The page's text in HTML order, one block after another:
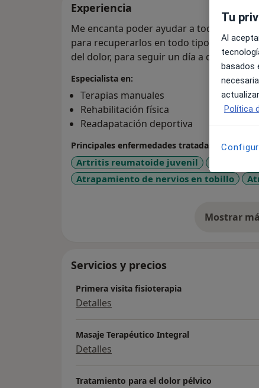
Experiencia
Me encanta poder ayudar a todo tipo de
para recuperarlos en todo tipo de daños
del dolor, para seguir un día a día y un
Especialista en:
Terapias manuales
Rehabilitación física
Readapatación deportiva
Principales enfermedades tratadas
Artritis reumatoide juvenil
Atrapamiento de nervios en tobillo
Mostrar
Servicios y precios
Primera visita fisioterapia
Detalles
Masaje Terapéutico Integral
Detalles
Tratamiento para el dolor pélvico
Tu
Al
basados
Política